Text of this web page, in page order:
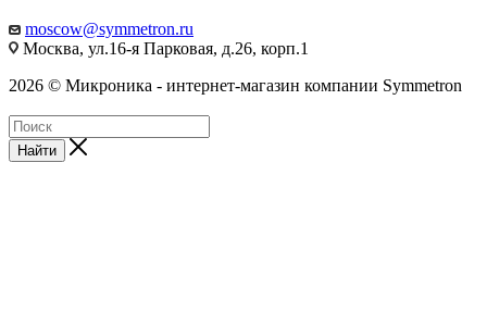
moscow@symmetron.ru
Москва, ул.16-я Парковая, д.26, корп.1
2026 © Микроника - интернет-магазин компании Symmetron
Найти